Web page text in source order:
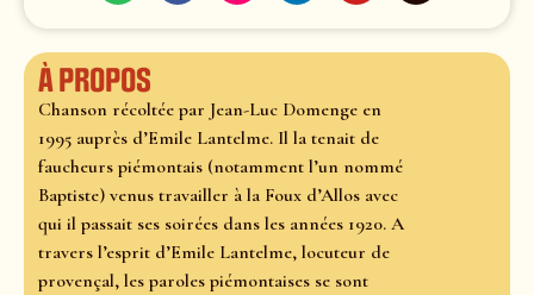
À propos
Chanson récoltée par Jean-Luc Domenge en
1995 auprès d’Emile Lantelme. Il la tenait de
faucheurs piémontais (notamment l’un nommé
Baptiste) venus travailler à la Foux d’Allos avec
qui il passait ses soirées dans les années 1920. A
travers l’esprit d’Emile Lantelme, locuteur de
provençal, les paroles piémontaises se sont